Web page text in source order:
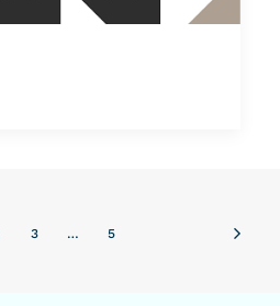
3 … 5